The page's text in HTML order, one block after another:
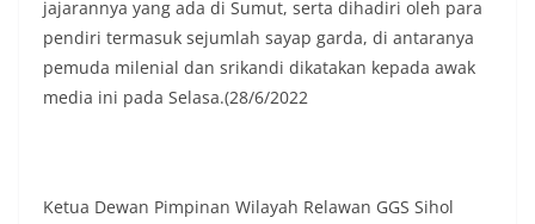
jajarannya yang ada di Sumut, serta dihadiri oleh para
pendiri termasuk sejumlah sayap garda, di antaranya
pemuda milenial dan srikandi dikatakan kepada awak
media ini pada Selasa.(28/6/2022
Ketua Dewan Pimpinan Wilayah Relawan GGS Sihol